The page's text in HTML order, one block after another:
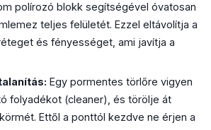
polírozó blokk segítségével óvatosan
teljes felületét. Ezzel eltávolítja a
és fényességet, ami javítja a
Egy pormentes törlőre vigyen
folyadékot (cleaner), és törölje át
Ettől a ponttól kezdve ne érjen a